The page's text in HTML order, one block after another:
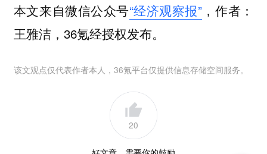
本文来自微信公众号“经济观察报”，作者：
王雅洁，36氪经授权发布。
该文观点仅代表作者本人，36氪平台仅提供信息存储空间服务。
20